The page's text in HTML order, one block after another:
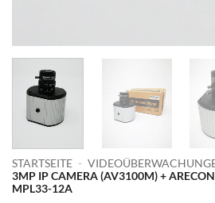
STARTSEITE -
3MP IP CAMERA (AV3100M) +
MPL33-12A